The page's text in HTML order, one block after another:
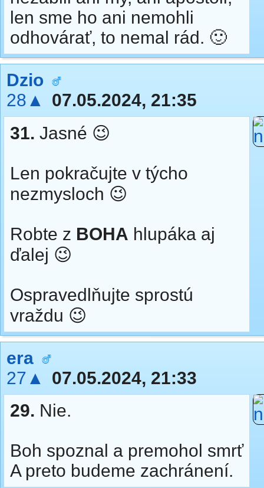
len sme ho ani nemohli
odhovárať, to nemal rád. 🙂
Dzio
28▲
07.05.2024, 21:35
31. Jasné 😉
Len pokračujte v týcho
nezmysloch 😉
Robte z BOHA hlupáka aj
ďalej 😉
Ospravedlňujte sprostú
vraždu 😉
era
27▲
07.05.2024, 21:33
29. Nie.
Boh spoznal a premohol smrť
A preto budeme zachránení.